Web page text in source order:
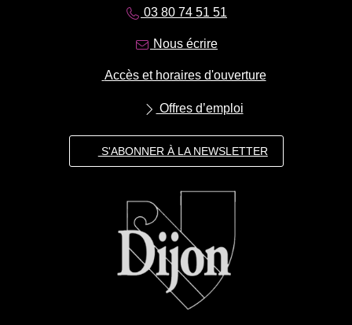
03 80 74 51 51
Nous écrire
Accès et horaires d'ouverture
Offres d’emploi
S'ABONNER À LA NEWSLETTER